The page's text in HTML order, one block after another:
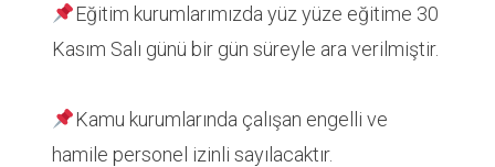
Eğitim kurumlarımızda yüz yüze eğitime 30
Kasım Salı günü bir gün süreyle ara verilmiştir.
Kamu kurumlarında çalışan engelli ve
hamile personel izinli sayılacaktır.